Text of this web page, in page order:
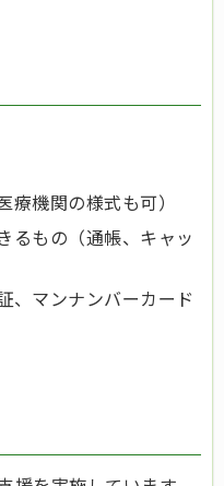
機関の様式も可）
るもの（通帳、キャッ
、マンナンバーカード